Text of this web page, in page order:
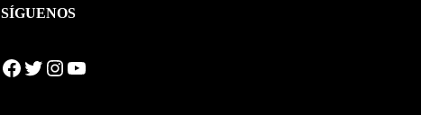
SÍGUENOS
Facebook Twitter Instagram YouTube